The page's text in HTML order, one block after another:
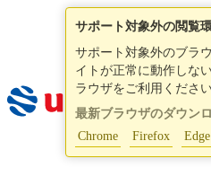
サポート対象外の閲覧
サポート対象外のブラ
イトが正常に動作しな
ラウザをご利用ください
最新ブラウザのダウン
Chrome
Firefox Edge